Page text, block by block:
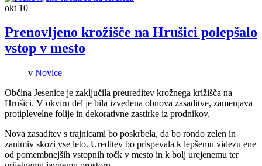
okt 10
Prenovljeno krožišče na Hrušici polepšalo
vstop v mesto
v Novice
Občina Jesenice je zaključila preureditev krožnega križišča na
Hrušici. V okviru del je bila izvedena obnova zasaditve, zamenjava
protiplevelne folije in dekorativne zastirke iz prodnikov.
Nova zasaditev s trajnicami bo poskrbela, da bo rondo zelen in
zanimiv skozi vse leto. Ureditev bo prispevala k lepšemu videzu ene
od pomembnejših vstopnih točk v mesto in k bolj urejenemu ter